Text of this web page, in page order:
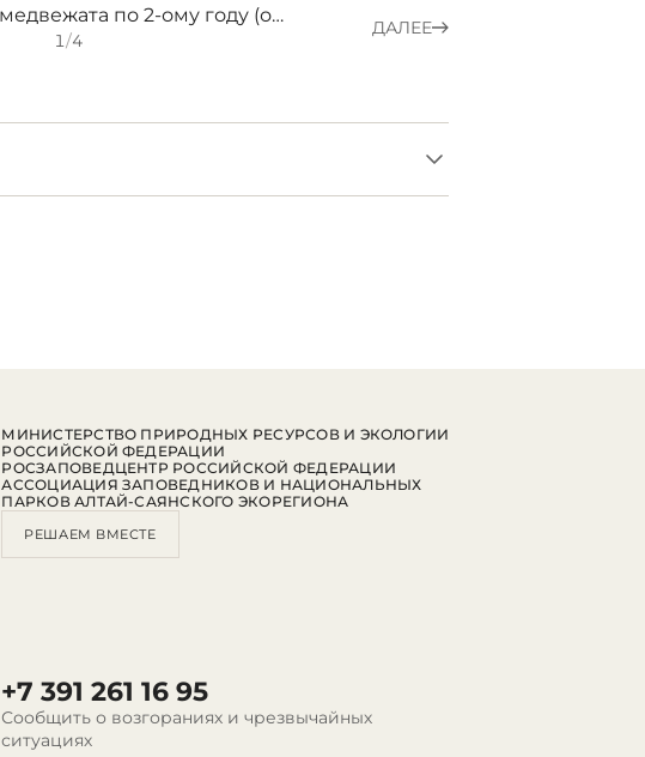
Ослабленные медвежата по 2-ому году (однопометники)
1/4
ДАЛЕЕ
+7 391 261 16 95
Сообщить о возгораниях и чрезвычайных
ситуациях
МИНИСТЕРСТВО ПРИРОДНЫХ РЕСУРСОВ И ЭКОЛОГИИ
РОССИЙСКОЙ ФЕДЕРАЦИИ
РОСЗАПОВЕДЦЕНТР РОССИЙСКОЙ ФЕДЕРАЦИИ
АССОЦИАЦИЯ ЗАПОВЕДНИКОВ И НАЦИОНАЛЬНЫХ
ПАРКОВ АЛТАЙ-САЯНСКОГО ЭКОРЕГИОНА
РЕШАЕМ ВМЕСТЕ